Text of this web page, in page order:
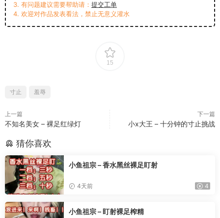
3. 有问题建议需要帮助请： 提交工单
4. 欢迎对作品发表看法，禁止无意义灌水
15
寸止 羞辱
上一篇
不知名美女 – 裸足红绿灯
下一篇
小x大王 – 十分钟的寸止挑战
猜你喜欢
小鱼祖宗 – 香水黑丝裸足盯射
4天前 4
小鱼祖宗 – 盯射裸足榨精